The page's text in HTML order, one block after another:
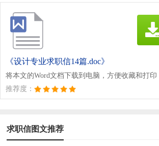
《设计专业求职信14篇.doc》
将本文的Word文档下载到电脑，方便收藏和打印
推荐度：
求职信图文推荐